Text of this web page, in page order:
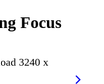
Focus
3240 x